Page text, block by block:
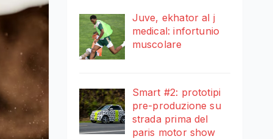
Juve, ekhator al j
medical: infortunio
muscolare
Smart #2: prototipi
pre-produzione su
strada prima del
paris motor show